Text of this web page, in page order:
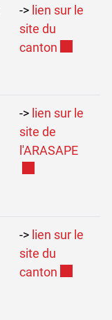
-> lien sur le
site du
canton
-> lien sur le
site de
l'ARASAPECe
-> lien sur le
site du
canton